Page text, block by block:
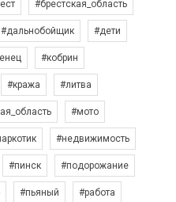
#брестская_область
#дальнобойщик #дети
#кобрин
#кража #литва
#мото
#недвижимость
#пинск #подорожание
#пьяный #работа